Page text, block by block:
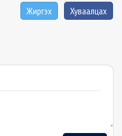
Жиргэх
Хуваалцах